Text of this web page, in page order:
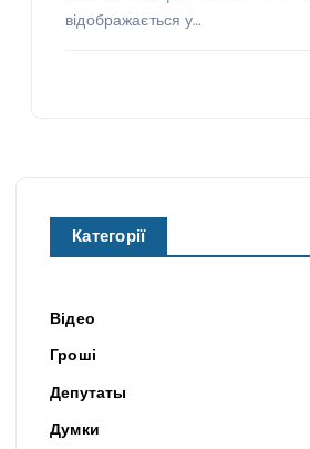
відображається у…
Категорії
Відео
Гроші
Депутаты
Думки